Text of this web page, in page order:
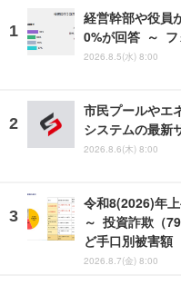
経営幹部や役員
0%が回答 ～ フ
2026.8.5(水) 8:00
市民プールやエ
システムの最新
2026.8.6(木) 8:00
令和8(2026)年
～ 投資詐欺（
ど手口別被害額
2026.8.7(金) 8:00